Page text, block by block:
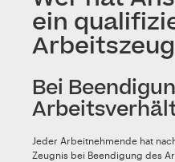
ein
Bei
Jeder Arbeitnehmende hat
Zeugnis bei Beendigung des